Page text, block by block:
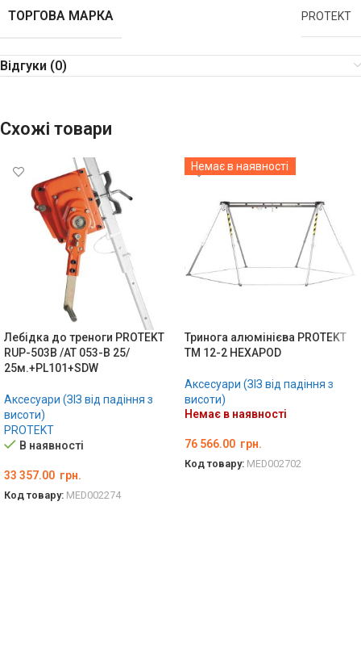
ТОРГОВА МАРКА PROTEKT
Відгуки (0)
Схожі товари
Лебідка до треноги PROTEKT
RUP-503B /AT 053-B 25/
25м.+PL101+SDW
Аксесуари (ЗІЗ від падіння з
висоти)
PROTEKT
В наявності
33 357.00 грн.
Код товару: MED002274
Немає в наявності
Тринога алюмінієва PROTEKT
TM 12-2 HEXAPOD
Аксесуари (ЗІЗ від падіння з
висоти)
Немає в наявності
76 566.00 грн.
Код товару: MED002702